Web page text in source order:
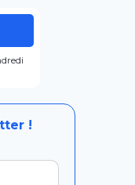
!